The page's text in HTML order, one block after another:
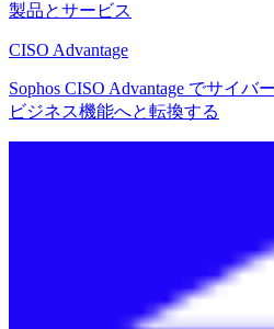
製品とサービス
CISO Advantage
Sophos CISO Advantage でサイ
ビジネス機能へと転換する